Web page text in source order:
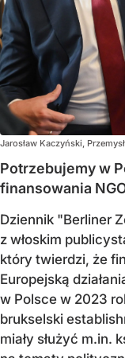
Jarosław Kaczyński,
Potrzebujemy w
finansowania
Dziennik "Berliner
z włoskim
który twierdzi, że
Europejską
w Polsce w 2023
brukselski
miały służyć m.in.